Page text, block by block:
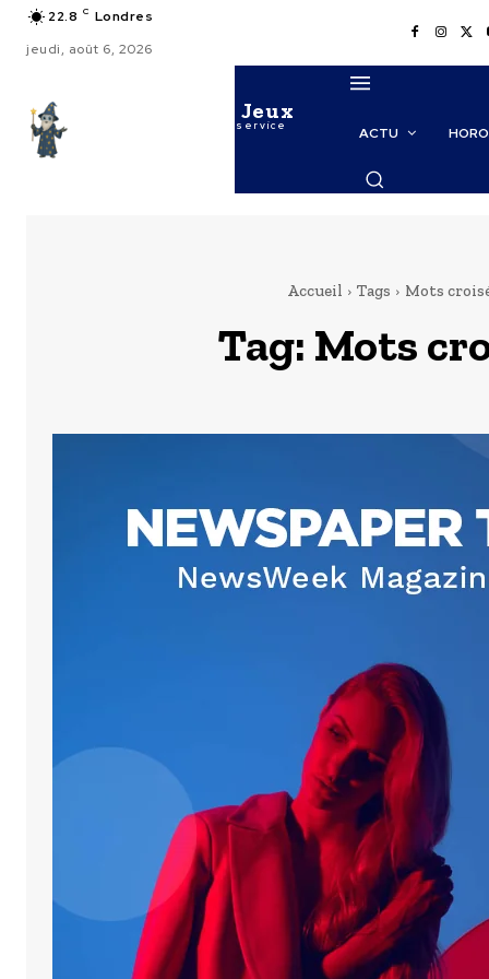
22.8 C Londres
jeudi, août 6, 2026
Le Maitre des Jeux
La puissance de l'IA au service
ACTU
Accueil Tags Mots
Tag: Mots